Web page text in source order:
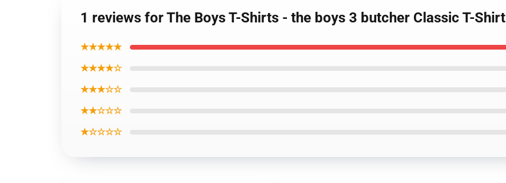
1 reviews for The Boys T-Shirts - the boys 3 butcher Classic T-Shirt
★★★★★
★★★★☆
★★★☆☆
★★☆☆☆
★☆☆☆☆